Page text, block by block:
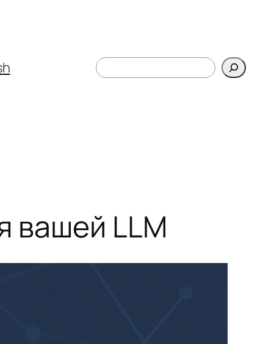
Поиск
вашей LLM